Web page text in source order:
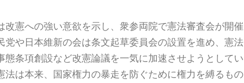
改憲への強い意欲を示し、衆参両院で憲法審査会が開催
党や日本維新の会は条文起草委員会の設置を進め、憲法
態条項創設など改憲論議を一気に加速させようとしてい
法は本来、国家権力の暴走を防ぐために権力を縛るもの